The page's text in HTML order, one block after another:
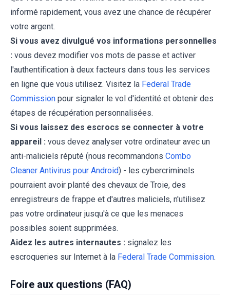
informé rapidement, vous avez une chance de récupérer
votre argent.
Si vous avez divulgué vos informations personnelles
: vous devez modifier vos mots de passe et activer
l'authentification à deux facteurs dans tous les services
en ligne que vous utilisez. Visitez la Federal Trade
Commission pour signaler le vol d'identité et obtenir des
étapes de récupération personnalisées.
Si vous laissez des escrocs se connecter à votre
appareil : vous devez analyser votre ordinateur avec un
anti-maliciels réputé (nous recommandons Combo
Cleaner Antivirus pour Android) - les cybercriminels
pourraient avoir planté des chevaux de Troie, des
enregistreurs de frappe et d'autres maliciels, n'utilisez
pas votre ordinateur jusqu'à ce que les menaces
possibles soient supprimées.
Aidez les autres internautes : signalez les
escroqueries sur Internet à la Federal Trade Commission.
Foire aux questions (FAQ)